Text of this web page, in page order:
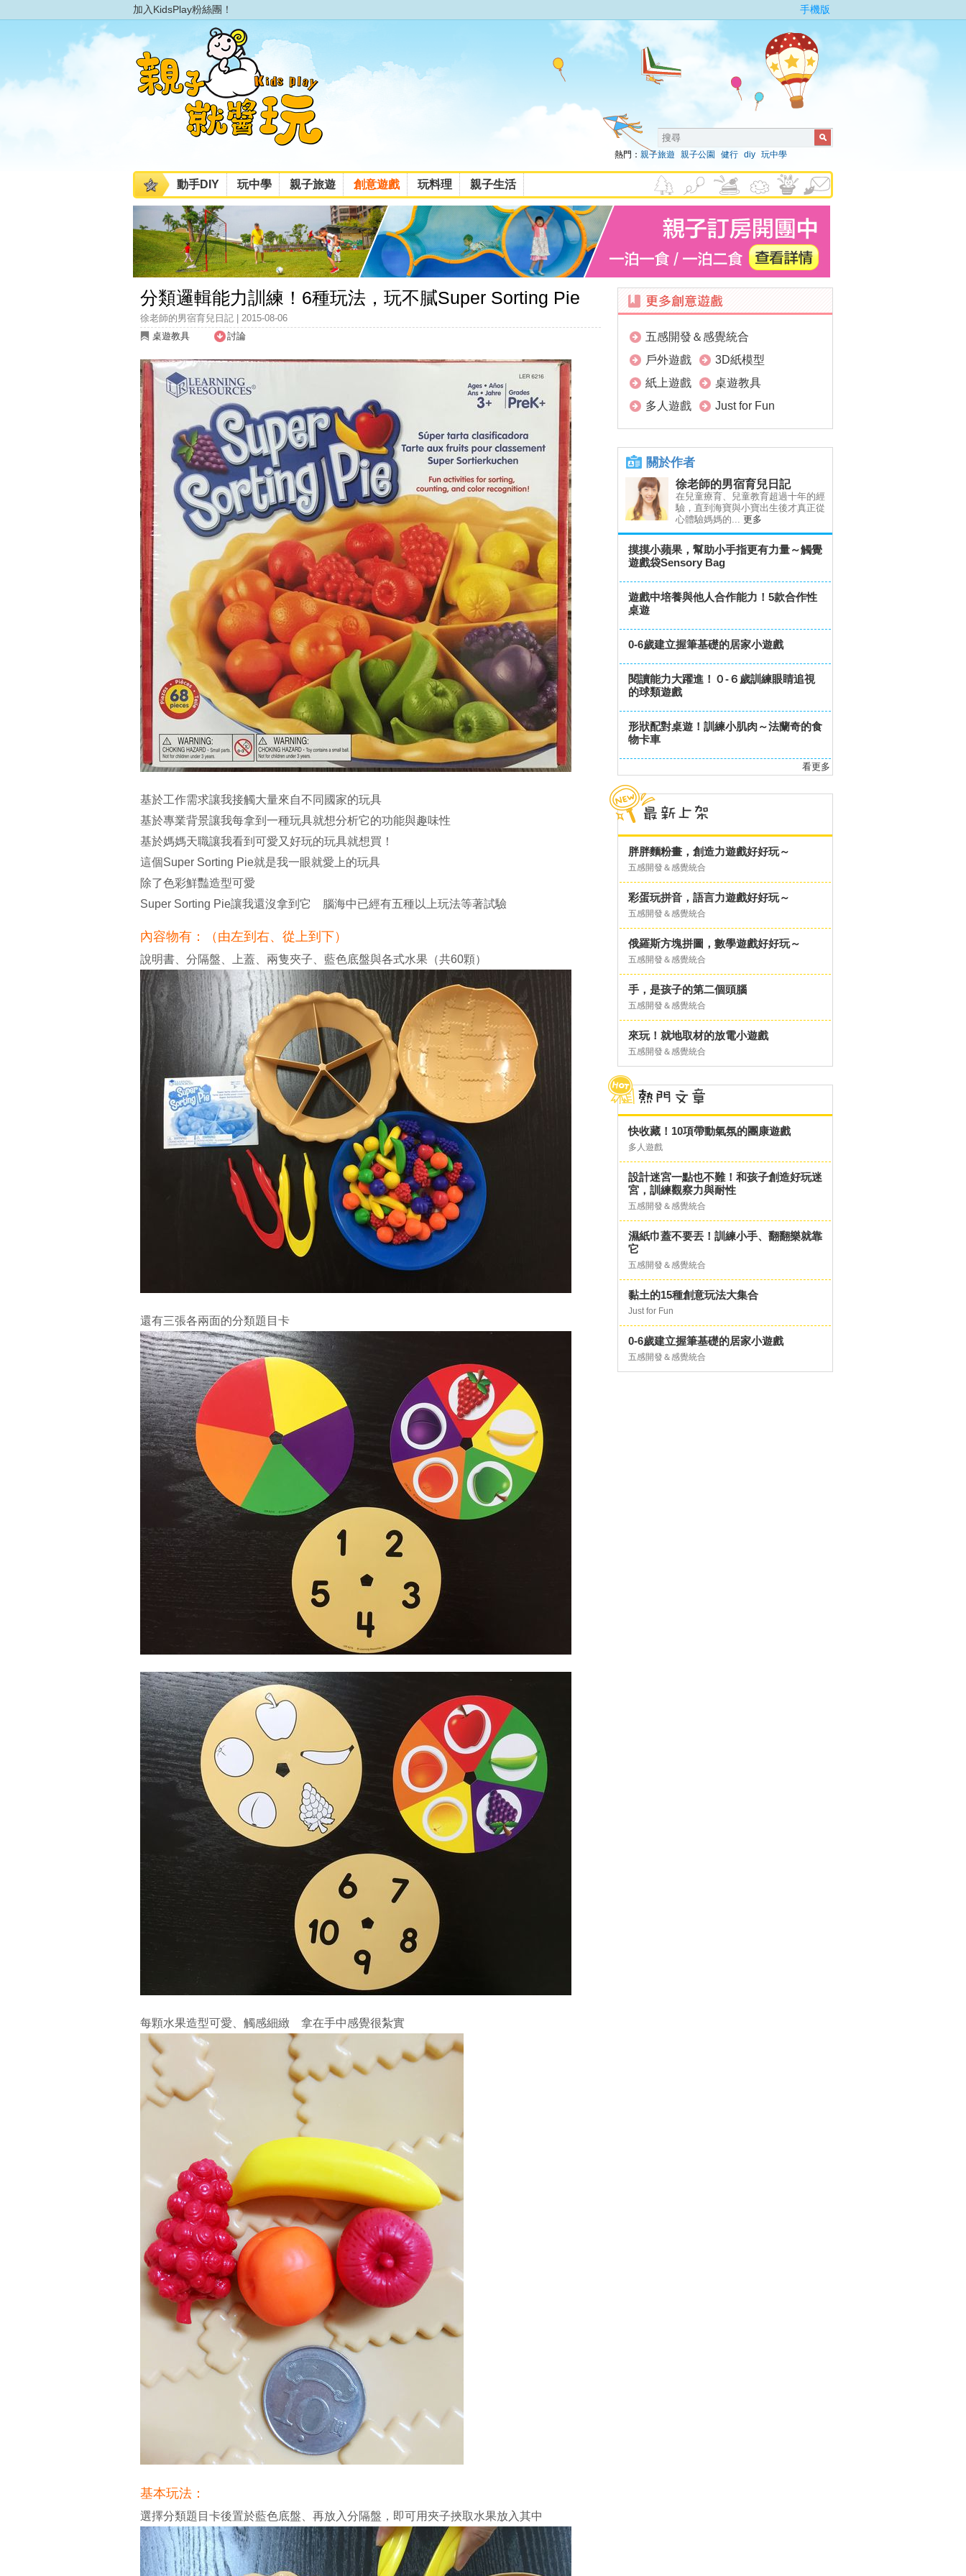
加入KidsPlay粉絲團！ 手機版
熱門： 親子旅遊 親子公園 健行 diy 玩中學
動手DIY 玩中學 親子旅遊 創意遊戲 玩料理 親子生活
分類邏輯能力訓練！6種玩法，玩不膩Super Sorting Pie
徐老師的男宿育兒日記 | 2015-08-06
桌遊教具
討論
基於工作需求讓我接觸大量來自不同國家的玩具
基於專業背景讓我每拿到一種玩具就想分析它的功能與趣味性
基於媽媽天職讓我看到可愛又好玩的玩具就想買！
這個Super Sorting Pie就是我一眼就愛上的玩具
除了色彩鮮豔造型可愛
Super Sorting Pie讓我還沒拿到它 腦海中已經有五種以上玩法等著試驗
內容物有：（由左到右、從上到下）
說明書、分隔盤、上蓋、兩隻夾子、藍色底盤與各式水果（共60顆）
還有三張各兩面的分類題目卡
每顆水果造型可愛、觸感細緻 拿在手中感覺很紮實
基本玩法：
選擇分類題目卡後置於藍色底盤、再放入分隔盤，即可用夾子挾取水果放入其中
五感開發＆感覺統合
戶外遊戲
3D紙模型
紙上遊戲
桌遊教具
多人遊戲
Just for Fun
關於作者
徐老師的男宿育兒日記
在兒童療育、兒童教育超過十年的經
驗，直到海寶與小寶出生後才真正從
心體驗媽媽的... 更多
摸摸小蘋果，幫助小手指更有力量～觸覺
遊戲袋Sensory Bag
遊戲中培養與他人合作能力！5款合作性
桌遊
0-6歲建立握筆基礎的居家小遊戲
閱讀能力大躍進！０-６歲訓練眼睛追視
的球類遊戲
形狀配對桌遊！訓練小肌肉～法蘭奇的食
物卡車
看更多
胖胖麵粉畫，創造力遊戲好好玩～
五感開發＆感覺統合
彩蛋玩拼音，語言力遊戲好好玩～
五感開發＆感覺統合
俄羅斯方塊拼圖，數學遊戲好好玩～
五感開發＆感覺統合
手，是孩子的第二個頭腦
五感開發＆感覺統合
來玩！就地取材的放電小遊戲
五感開發＆感覺統合
快收藏！10項帶動氣氛的團康遊戲
多人遊戲
設計迷宮一點也不難！和孩子創造好玩迷
宮，訓練觀察力與耐性
五感開發＆感覺統合
濕紙巾蓋不要丟！訓練小手、翻翻樂就靠
它
五感開發＆感覺統合
黏土的15種創意玩法大集合
Just for Fun
0-6歲建立握筆基礎的居家小遊戲
五感開發＆感覺統合